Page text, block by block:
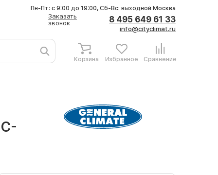
Заказать
звонок
8 495 649 61 33
info@cityclimat.ru
Пн-Пт: с 9:00 до 19:00, Сб-Вс: выходной Москва
Корзина Избранное Сравнение